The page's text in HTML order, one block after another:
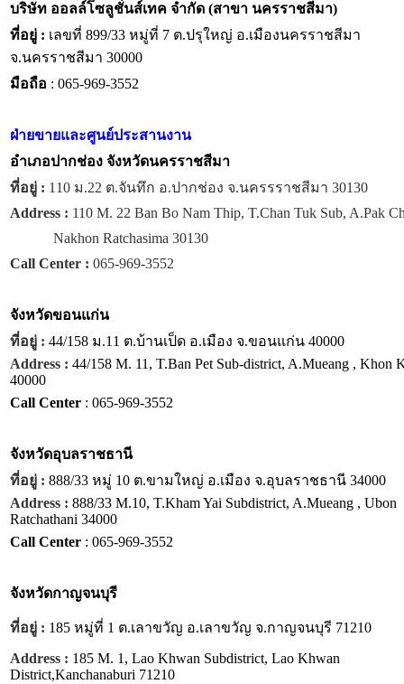
บริษัท ออลล์โซลูชั่นส์เทค จำกัด (สาขา นครราชสีมา)
ที่อยู่ : เลขที่ 899/33 หมู่ที่ 7 ต.ปรุใหญ่ อ.เมืองนครราชสีมา
จ.นครราชสีมา 30000
มือถือ : 065-969-3552
ฝ่ายขายและศูนย์ประสานงาน
อำเภอปากช่อง จังหวัดนครราชสีมา
ที่อยู่ : 110 ม.22 ต.จันทึก อ.ปากช่อง จ.นครรราชสีมา 30130
Address : 110 M. 22 Ban Bo Nam Thip, T.Chan Tuk Sub, A.Pak
Nakhon Ratchasima 30130
Call Center : 065-969-3552
จังหวัดขอนแก่น
ที่อยู่ : 44/158 ม.11 ต.บ้านเป็ด อ.เมือง จ.ขอนแก่น 40000
Address : 44/158 M. 11, T.Ban Pet Sub-district, A.Mueang , Khon
40000
Call Center : 065-969-3552
จังหวัดอุบลราชธานี
ที่อยู่ : 888/33 หมู่ 10 ต.ขามใหญ่ อ.เมือง จ.อุบลราชธานี 34000
Address : 888/33 M.10, T.Kham Yai Subdistrict, A.Mueang , Ubon
Ratchathani 34000
Call Center : 065-969-3552
จังหวัดกาญจนบุรี
ที่อยู่ : 185 หมู่ที่ 1 ต.เลาขวัญ อ.เลาขวัญ จ.กาญจนบุรี 71210
Address : 185 M. 1, Lao Khwan Subdistrict, Lao Khwan
District,Kanchanaburi 71210